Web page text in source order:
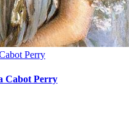
Perry
Cabot Perry